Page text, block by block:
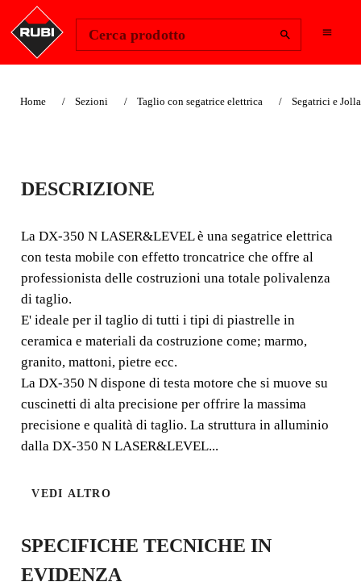
Cerca prodotto
Home Sezioni Taglio con segatrice elettrica Segatrici e
DX-350 N 1300
TRONCATRICE, PER
GRANDI FORMATI E
SPESSORI.
La DX-350 N LASER&LEVEL è una segatrice elettrica
con testa mobile con effetto troncatrice che offre al
professionista delle costruzioni una totale polivalenza di
taglio.
UTILIZZO :
DESCRIZIONE
La DX-350 N LASER&LEVEL è una segatrice elettrica
con testa mobile con effetto troncatrice che offre al
professionista delle costruzioni una totale polivalenza
di taglio.
E' ideale per il taglio di tutti i tipi di piastrelle in
ceramica e materiali da costruzione come; marmo,
granito, mattoni, pietre ecc.
La DX-350 N dispone di testa motore che si muove su
cuscinetti di alta precisione per offrire la massima
precisione e qualità di taglio. La struttura in alluminio
dalla DX-350 N LASER&LEVEL...
VEDI ALTRO
SPECIFICHE TECNICHE IN
EVIDENZA